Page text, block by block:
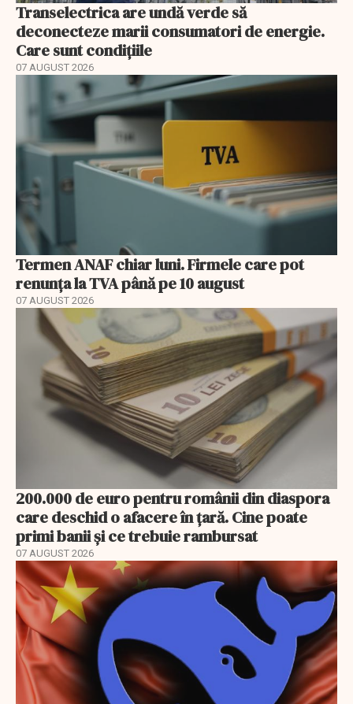
Transelectrica are undă verde să
deconecteze marii consumatori de energie.
Care sunt condițiile
07 AUGUST 2026
Termen ANAF chiar luni. Firmele care pot
renunța la TVA până pe 10 august
07 AUGUST 2026
200.000 de euro pentru românii din diaspora
care deschid o afacere în țară. Cine poate
primi banii și ce trebuie rambursat
07 AUGUST 2026